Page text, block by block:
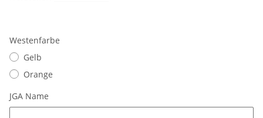
Westenfarbe
Gelb
Orange
JGA Name